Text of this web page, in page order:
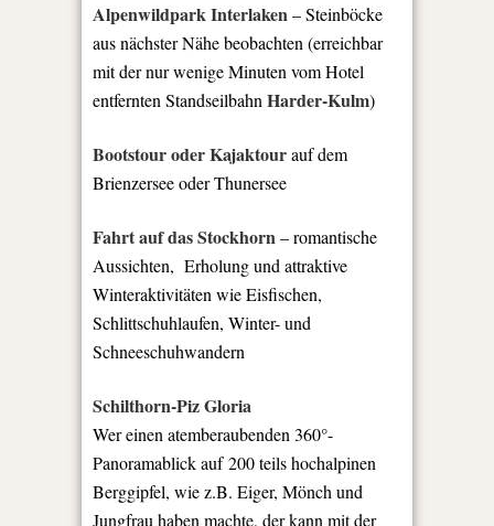
Alpenwildpark Interlaken– Steinböcke
aus nächster Nähe beobachten (erreichbar
mit der nur wenige Minuten vom Hotel
entfernten Standseilbahn Harder-Kulm)
Bootstour oder Kajaktourauf dem
Brienzersee oder Thunersee
Fahrt auf das Stockhorn– romantische
Aussichten, Erholung und attraktive
Winteraktivitäten wie Eisfischen,
Schlittschuhlaufen, Winter- und
Schneeschuhwandern
Schilthorn-Piz Gloria
Wer einen atemberaubenden 360°-
Panoramablick auf 200 teils hochalpinen
Berggipfel, wie z.B. Eiger, Mönch und
Jungfrau haben machte, der kann mit der